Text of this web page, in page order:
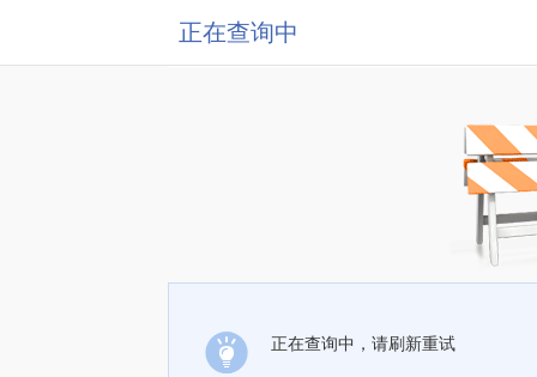
正在查询中
正在查询中，请刷新重试